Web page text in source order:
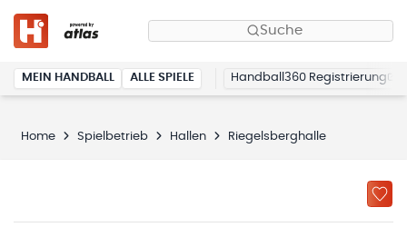
Suche
MEIN HANDBALL ALLE SPIELE Handball360 Registrierung
Home Spielbetrieb Hallen Riegelsberghalle